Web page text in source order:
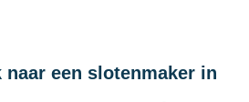
naar een slotenmaker in